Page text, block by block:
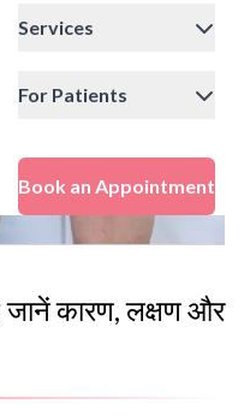
Services
For Patients
Book an Appointment
जानें कारण, लक्षण और घमौरियों का
जानें कारण, लक्षण और